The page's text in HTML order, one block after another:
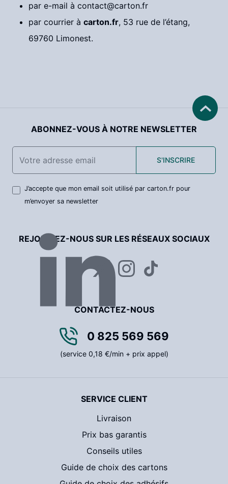
par e-mail à contact@carton.fr
par courrier à carton.fr, 53 rue de l’étang,
69760 Limonest.
ABONNEZ-VOUS À NOTRE NEWSLETTER
S'INSCRIRE
J’accepte que mon email soit utilisé par carton.fr pour
m’envoyer sa newsletter
REJOIGNEZ-NOUS SUR LES RÉSEAUX SOCIAUX
CONTACTEZ-NOUS
0 825 569 569
(service 0,18 €/min + prix appel)
SERVICE CLIENT
Livraison
Prix bas garantis
Conseils utiles
Guide de choix des cartons